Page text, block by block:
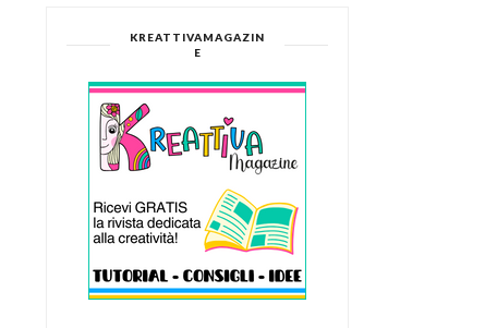
KREATTIVAMAGAZIN
E